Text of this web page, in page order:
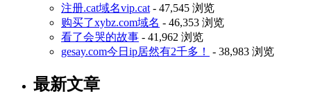
注册.cat域名vip.cat - 47,545 浏览
购买了xybz.com域名 - 46,353 浏览
看了会哭的故事 - 41,962 浏览
gesay.com今日ip居然有2千多！
- 38,983 浏览
最新文章